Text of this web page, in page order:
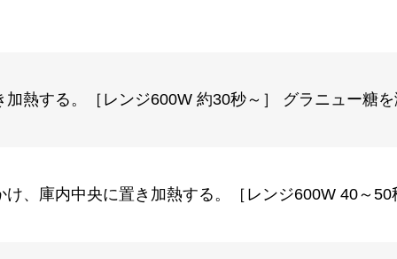
熱する。［レンジ600W 約30秒～］ グラニュー糖
、庫内中央に置き加熱する。［レンジ600W 40～